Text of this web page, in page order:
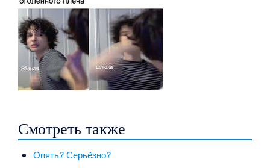
Смотреть также
Опять? Серьёзно?